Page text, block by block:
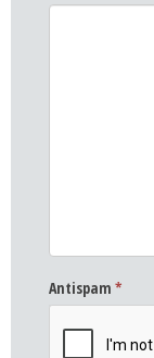
Antispam *